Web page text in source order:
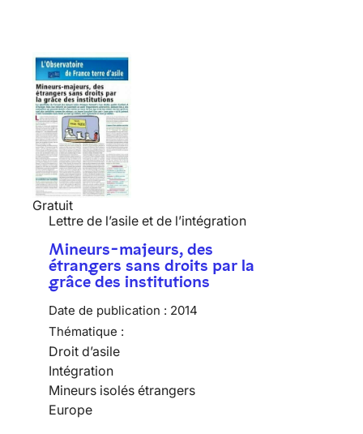
Gratuit
Lettre de l’asile et de l’intégration
Mineurs-majeurs, des
étrangers sans droits par la
grâce des institutions
Date de publication : 2014
Thématique :
Droit d’asile
Intégration
Mineurs isolés étrangers
Europe